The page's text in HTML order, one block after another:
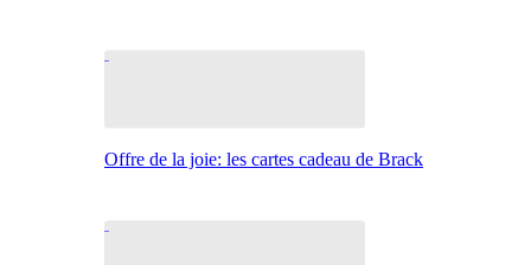
Offre de la joie: les cartes cadeau de Brack